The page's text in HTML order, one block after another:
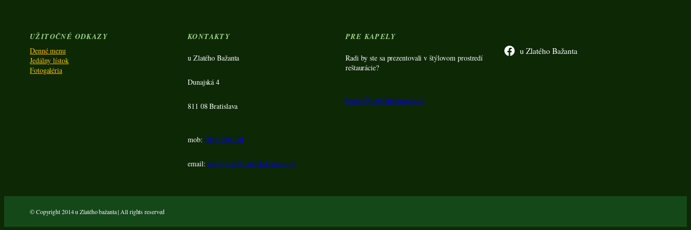
UŽITOČNÉ ODKAZY
Denné menu
Jedálny lístok
Fotogaléria
KONTAKTY
u Zlatého Bažanta
Dunajská 4
811 08 Bratislava
mob: 0915 790 294
email:rezervacie@uzlatehobazanta.sk
PRE KAPELY
Radi by ste sa prezentovali v štýlovom prostredí
reštaurácie?
kapely@uzlatehobazanta.sk
u Zlatého Bažanta
© Copyright 2014 u Zlatého bažanta | All rights reserved